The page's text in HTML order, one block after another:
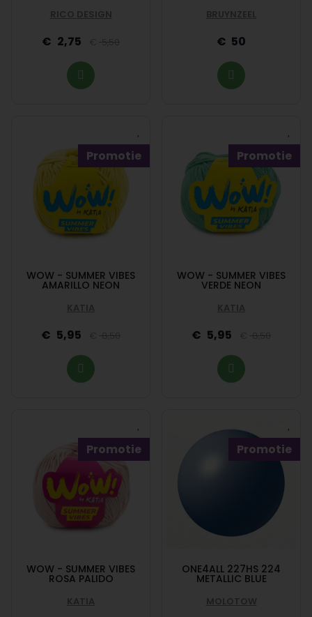
RICO DESIGN
2,75 5,50
BRUYNZEEL
50
Promotie
WOW - SUMMER VIBES
AMARILLO NEON
KATIA
5,95 8,50
Promotie
WOW - SUMMER VIBES
VERDE NEON
KATIA
5,95 8,50
Promotie
WOW - SUMMER VIBES
ROSA PALIDO
KATIA
Promotie
ONE4ALL 227HS 224
METALLIC BLUE
MOLOTOW